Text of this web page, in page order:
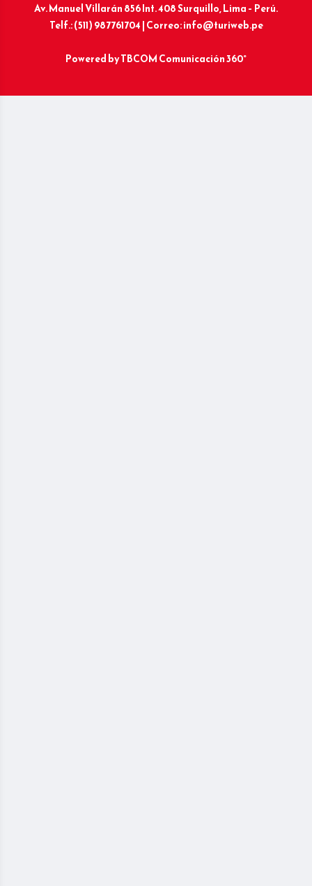
Av. Manuel Villarán 856 Int. 408 Surquillo, Lima – Perú.
Telf.: (511) 987761704 | Correo: info@turiweb.pe
Powered byTBCOM Comunicación 360°